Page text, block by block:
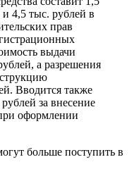
4,5 тыс. рублей в
прав
выдачи
а разрешения
Вводится также
за внесение
оформлении
больше поступить в